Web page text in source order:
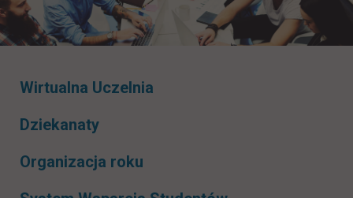
Pomiń
Wirtualna Uczelnia
Dziekanaty
Organizacja roku